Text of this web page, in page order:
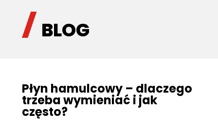
BLOG
Płyn hamulcowy – dlaczego
trzeba wymieniać i jak
często?